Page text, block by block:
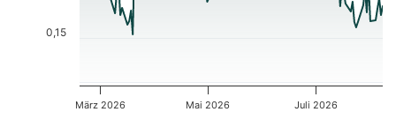
März 2026 Mai 2026 Juli 2026
0,15